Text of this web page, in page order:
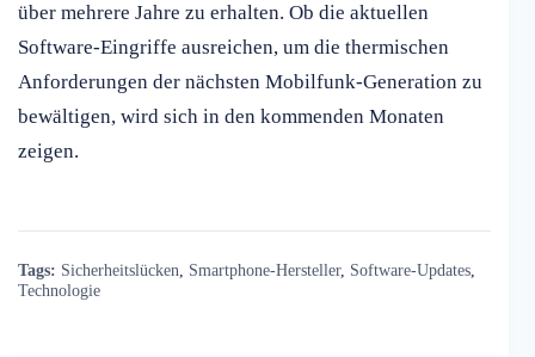
über mehrere Jahre zu erhalten. Ob die aktuellen
Software-Eingriffe ausreichen, um die thermischen
Anforderungen der nächsten Mobilfunk-Generation zu
bewältigen, wird sich in den kommenden Monaten
zeigen.
Tags: Sicherheitslücken Smartphone-Hersteller, Software-Updates
Technologie